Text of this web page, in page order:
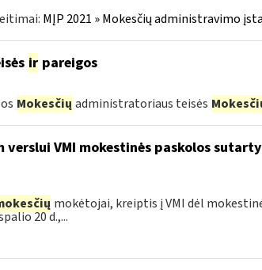
MĮP 2021 » Mokesčių administravimo
irpareigos
Mokesčių administratoriaus teisės
verslui VMI mokestinės paskolos
mokėtojai, kreiptis į VMI dėl
20 d.,...